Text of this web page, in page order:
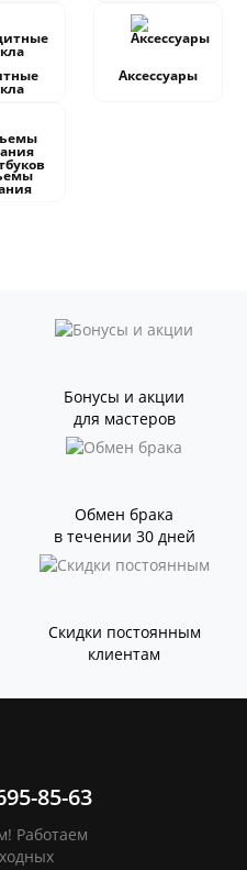
Аксессуары
Бонусы и акции
для мастеров
Обмен брака
в течении 30 дней
Скидки постоянным
клиентам
85-63
Работаем